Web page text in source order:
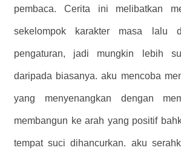
pembaca. Cerita ini melibatkan
sekelompok karakter masa lalu
pengaturan, jadi mungkin lebih
daripada biasanya. aku mencoba
yang menyenangkan dengan
membangun ke arah yang positif
tempat suci dihancurkan. aku